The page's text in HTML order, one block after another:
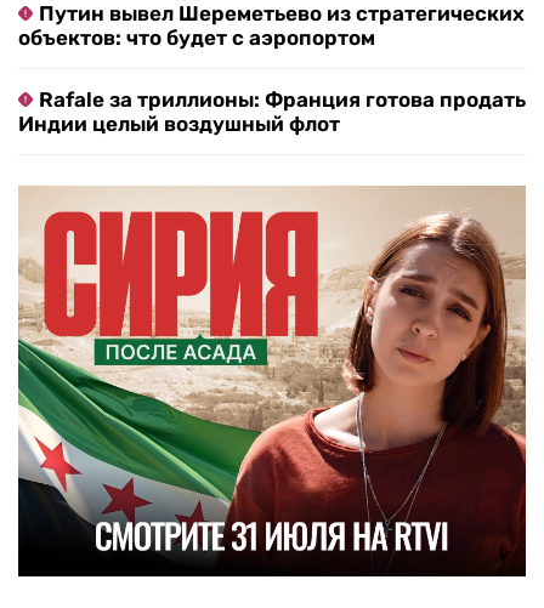
Путин вывел Шереметьево из стратегических
объектов: что будет с аэропортом
Rafale за триллионы: Франция готова продать
Индии целый воздушный флот